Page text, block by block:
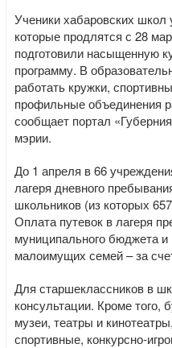
Ученики хабаровских
которые продлятся с 28
подготовили насыщенную
программу. В
работать кружки,
профильные объединения
сообщает портал
мэрии.
До 1 апреля в 66
лагеря дневного
школьников (из которых
Оплата путевок в лагеря
муниципального бюджета
малоимущих семей – за
Для старшеклассников в
консультации. Кроме того,
музеи, театры и
спортивные, конкурсно-